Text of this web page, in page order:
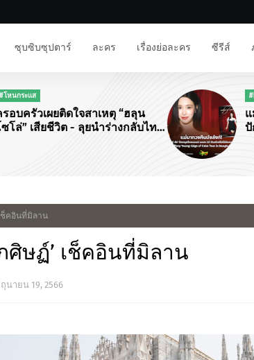
ซุบซิบซุปตาร์ ละคร เรื่องย่อละคร ซีรีส์
ยติดใจสาเหตุ “ฮลุน
ชีวิต - ลุยนำร่างกลับไทย
อุบัติเหตุ 5 ล้าน “ว่าน
ม่าแจ้งข่าว
#KPOP
แม่มาทวง
ปักหมุดไท
โซโล่กับค
Young:
ช็คอินที่มิลาน
ศิษฏ์’ เช็คอินที่มิลาน
นายน 19, 2566